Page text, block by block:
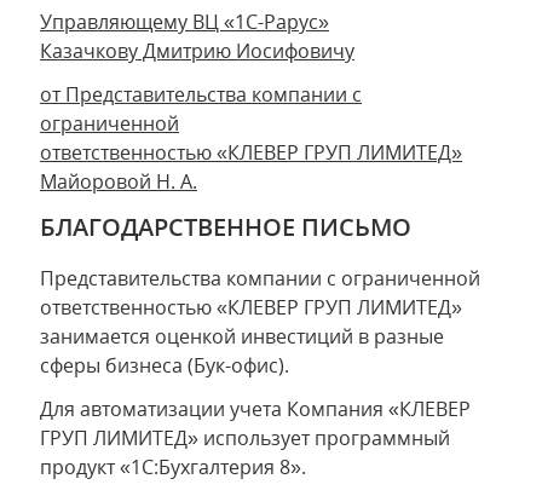
Управляющему ВЦ «1С-Рарус»
Казачкову Дмитрию Иосифовичу
от Представительства компании с
ограниченной
ответственностью «КЛЕВЕР ГРУП ЛИМИТЕД»
Майоровой Н. А.
БЛАГОДАРСТВЕННОЕ ПИСЬМО
Представительства компании с ограниченной
ответственностью «КЛЕВЕР ГРУП ЛИМИТЕД»
занимается оценкой инвестиций в разные
сферы бизнеса (Бук-офис).
Для автоматизации учета Компания «КЛЕВЕР
ГРУП ЛИМИТЕД» использует программный
продукт «1С:Бухгалтерия 8».